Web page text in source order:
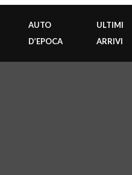
AUTO
D’EPOCA
ULTIMI
ARRIVI